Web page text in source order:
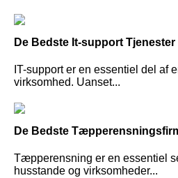
De Bedste It-support
IT-support er en essentiel del af
virksomhed. Uanset...
De Bedste
Tæpperensning er en essentiel
husstande og virksomheder...